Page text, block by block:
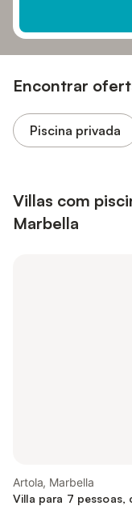
Encontrar
Piscina privada
Villas com
Marbella
Artola, Marbella
Villa para 7 pessoas,